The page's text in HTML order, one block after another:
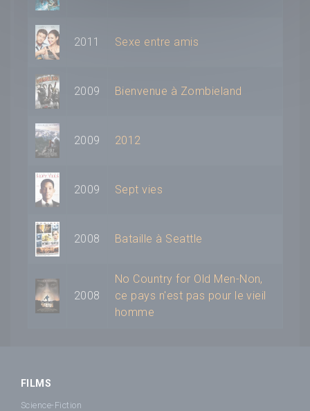
2011 Sexe entre amis
2009 Bienvenue à Zombieland
2009 2012
2009 Sept vies
2008 Bataille à Seattle
2008
No Country for Old Men-Non,
ce pays n'est pas pour le vieil
homme
FILMS
Science-Fiction